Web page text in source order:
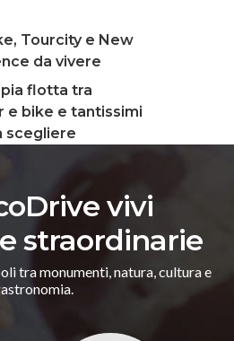
Tourcity e New
da vivere
flotta tra
e bike e tantissimi
scegliere
vivi
straordinarie
tra monumenti, natura, cultura e